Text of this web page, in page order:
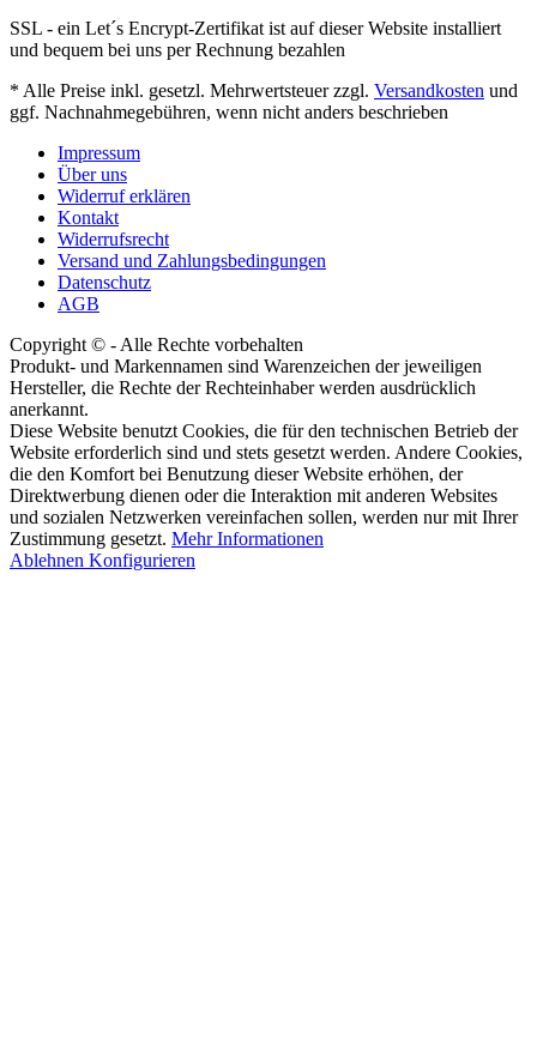
SSL - ein Let´s Encrypt-Zertifikat ist auf dieser Website installiert
und bequem bei uns per Rechnung bezahlen
* Alle Preise inkl. gesetzl. Mehrwertsteuer zzgl. Versandkosten und
ggf. Nachnahmegebühren, wenn nicht anders beschrieben
Impressum
Über uns
Widerruf erklären
Kontakt
Widerrufsrecht
Versand und Zahlungsbedingungen
Datenschutz
AGB
Copyright © - Alle Rechte vorbehalten
Produkt- und Markennamen sind Warenzeichen der jeweiligen
Hersteller, die Rechte der Rechteinhaber werden ausdrücklich
anerkannt.
Diese Website benutzt Cookies, die für den technischen Betrieb der
Website erforderlich sind und stets gesetzt werden. Andere Cookies,
die den Komfort bei Benutzung dieser Website erhöhen, der
Direktwerbung dienen oder die Interaktion mit anderen Websites
und sozialen Netzwerken vereinfachen sollen, werden nur mit Ihrer
Zustimmung gesetzt. Mehr Informationen
Ablehnen Konfigurieren